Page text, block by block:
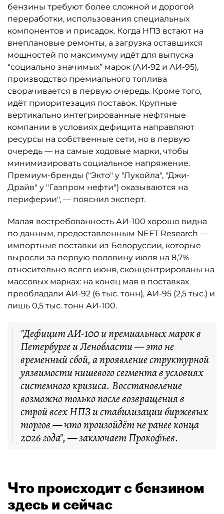
бензины требуют более сложной и дорогой
переработки, использования специальных
компонентов и присадок. Когда НПЗ встают на
внеплановые ремонты, а загрузка оставшихся
мощностей по максимуму идёт для выпуска
“социально значимых” марок (АИ-92 и АИ-95),
производство премиального топлива
сворачивается в первую очередь. Кроме того,
идёт приоритезация поставок. Крупные
вертикально интегрированные нефтяные
компании в условиях дефицита направляют
ресурсы на собственные сети, но в первую
очередь — на самые ходовые марки, чтобы
минимизировать социальное напряжение.
Премиум-бренды ("Экто" у "Лукойла", "Джи-
Драйв" у "Газпром нефти") оказываются на
периферии", — пояснил эксперт.
Малая востребованность АИ-100 хорошо видна
по данным, предоставленным NEFT Research —
импортные поставки из Белоруссии, которые
выросли за первую половину июля на 8,7%
относительно всего июня, сконцентрированы на
массовых марках: на конец мая в поставках
преобладали АИ-92 (6 тыс. тонн), АИ-95 (2,5 тыс.) и
лишь 0,5 тыс. тонн АИ-100.
"Дефицит АИ-100 и премиальных марок в
Петербурге и Ленобласти — это не
временный сбой, а проявление структурной
уязвимости нишевого сегмента в условиях
системного кризиса. Восстановление
возможно только после возвращения в
строй всех НПЗ и стабилизации биржевых
торгов — что произойдёт не ранее конца
2026 года", — заключает Прокофьев.
Что происходит с бензином
здесь и сейчас